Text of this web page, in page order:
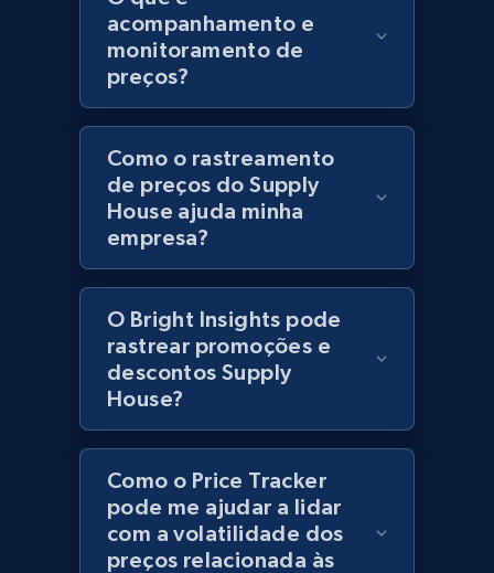
URL, Product id, Title, Product description,
Rating, Reviews count, Initial price, Discount,
and more.
Zara - Products
Comece agora
Zara - Products - discovery by category url
Category id, Product id, Product name, Price,
Currency, Colour code, Colour, Description, and
acompanhamento e
monitoramento de
preços?
Como o rastreamento
de preços do Supply
House ajuda minha
empresa?
O Bright Insights pode
rastrear promoções e
descontos Supply
House?
Como o Price Tracker
pode me ajudar a lidar
com a volatilidade dos
preços relacionada às